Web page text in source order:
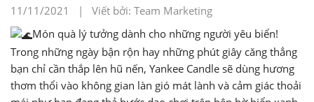
11/11/2021 | Viết bởi: Team Marketing
Món quà lý tưởng dành cho những người yêu biển!
Trong những ngày bận rộn hay những phút giây căng thẳng
bạn chỉ cần thắp lên hũ nến, Yankee Candle sẽ dùng hương
thơm thổi vào không gian làn gió mát lành và cảm giác thoải